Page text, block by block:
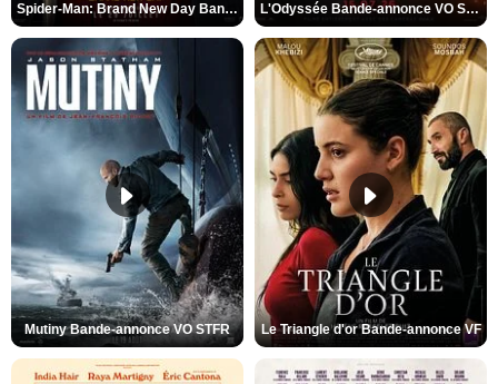
Spider-Man: Brand New Day Bande-annonce VO STFR L'Odyssée Bande-annonce VO STFR
Mutiny Bande-annonce VO STFR Le Triangle d'or Bande-annonce VF